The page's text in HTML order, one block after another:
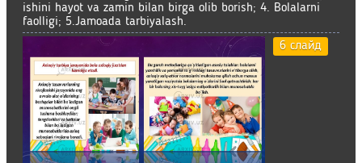
ishini hayot va zamin bilan birga olib borish; 4. Bolalarni
faolligi; 5.Jamoada tarbiyalash.
6 слайд